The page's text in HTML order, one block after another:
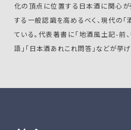
化の頂点に位置する日本酒に関心が
する一般認識を高めるべく、現代の「
ている。 代表著書に「地酒風土記-前、
語」「日本酒あれこれ問答」などが挙げ